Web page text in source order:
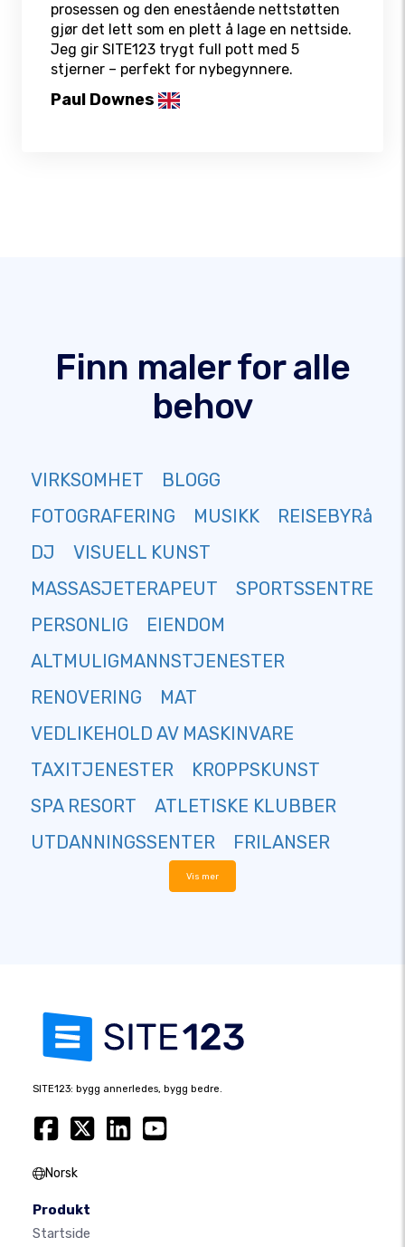
prosessen og den enestående nettstøtten
gjør det lett som en plett å lage en nettside.
Jeg gir SITE123 trygt full pott med 5
stjerner – perfekt for nybegynnere.
Paul Downes
Finn maler for alle
behov
VIRKSOMHET
BLOGG
FOTOGRAFERING
MUSIKK
REISEBYRå
DJ
VISUELL KUNST
MASSASJETERAPEUT
SPORTSSENTRE
PERSONLIG
EIENDOM
ALTMULIGMANNSTJENESTER
RENOVERING
MAT
VEDLIKEHOLD AV MASKINVARE
TAXITJENESTER
KROPPSKUNST
SPA RESORT
ATLETISKE KLUBBER
UTDANNINGSSENTER
FRILANSER
Vis mer
SITE123: bygg annerledes, bygg bedre.
Norsk
Produkt
Startside